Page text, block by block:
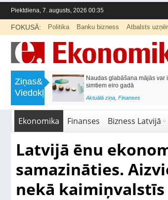
Piektdiena, 7. augusts, 2026 00:35
FOKUSĀ: Politika Banku bizness Atbalsts
Ziņas&
Viedokļi
vilcienos
jūlijā
Naudas glabāšana mājās var
simtiem eiro gadā
Aktuālā ziņa, Finanses
Ekonomika Finanses Bizness Latvijā
Latvijā ēnu
samazināties.
nekā kaimiņvalstīs